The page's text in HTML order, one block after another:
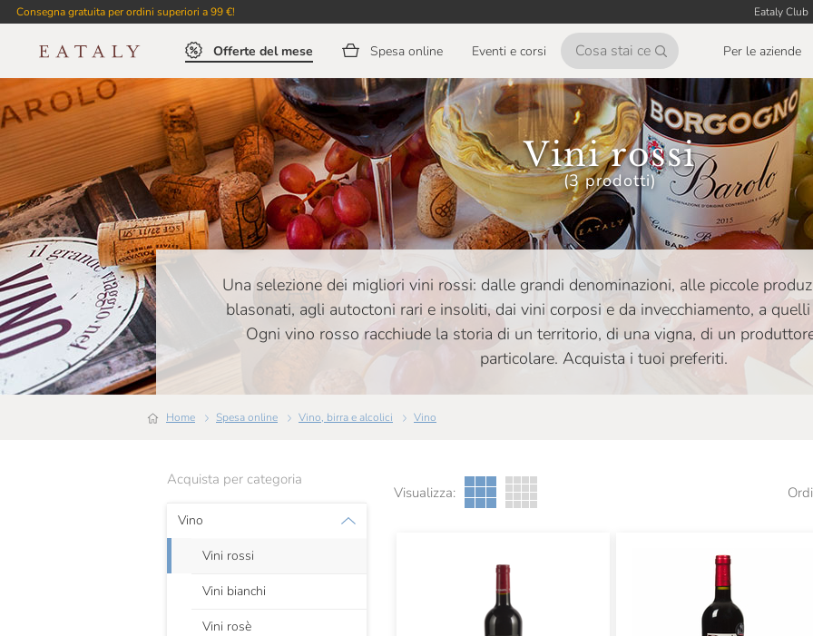
Consegna gratuita per ordini superiori a 99 €! Eataly Club
Offerte del mese Spesa online Eventi e corsi Per le aziende
Vini rossi
(3 prodotti)
Una selezione dei migliori vini rossi: dalle grandi denominazioni, alle piccole
blasonati, agli autoctoni rari e insoliti, dai vini corposi e da invecchiamento, a
Ogni vino rosso racchiude la storia di un territorio, di una vigna, di un
particolare. Acquista i tuoi preferiti.
Home Spesa online Vino, birra e alcolici Vino
Acquista per categoria
Vino
Vini rossi
Vini bianchi
Vini rosè
Visualizza: